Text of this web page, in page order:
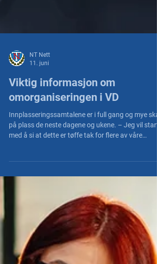
NT Nett
11. juni
omorganiseringen i VD
Innplasseringssamtalene er i full gang og mye skal
med å si at dette er tøffe tak for flere av våre
svare ut og følge opp så godt vi klarer, sier
forbundsleder Karin Tanderø Schaug. – Vi har
fortløpende dialog med arbeidsgiver og spiller hele
tiden inn spørsmål, ikke minst våre råd og
anbefalinger. Vi har også følge av ad